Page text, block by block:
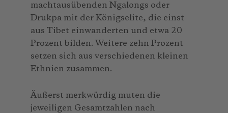
machtausübenden Ngalongs oder
Drukpa mit der Königselite, die einst
aus Tibet einwanderten und etwa 20
Prozent bilden. Weitere zehn Prozent
setzen sich aus verschiedenen kleinen
Ethnien zusammen.
Äußerst merkwürdig muten die
jeweiligen Gesamtzahlen nach